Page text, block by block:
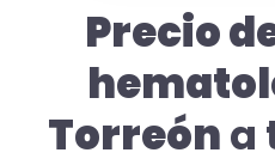
Precio
Torreóna